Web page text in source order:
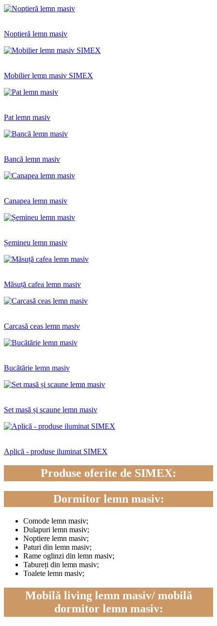
Noptieră lemn masiv
Mobilier lemn masiv SIMEX
Pat lemn masiv
Bancă lemn masiv
Canapea lemn masiv
Șemineu lemn masiv
Măsuță cafea lemn masiv
Carcasă ceas lemn masiv
Bucătărie lemn masiv
Set masă și scaune lemn masiv
Aplică - produse iluminat SIMEX
Produse oferite de SIMEX:
Dormitor lemn masiv:
Comode lemn masiv;
Dulapuri lemn masiv;
Noptiere lemn masiv;
Paturi din lemn masiv;
Rame oglinzi din lemn masiv;
Tabureți din lemn masiv;
Toalete lemn masiv;
Mobilă living lemn masiv/ mobilă
dormitor lemn masiv: